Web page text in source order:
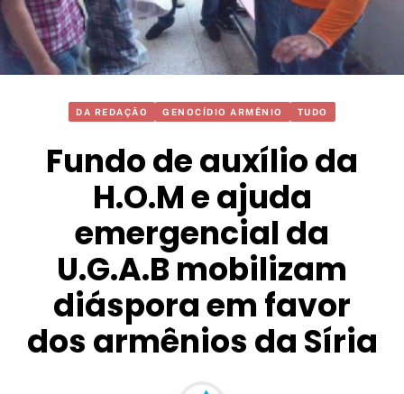
DA REDAÇÃO GENOCÍDIO ARMÊNIO TUDO
Fundo de auxílio da
H.O.M e ajuda
emergencial da
U.G.A.B mobilizam
diáspora em favor
dos armênios da Síria